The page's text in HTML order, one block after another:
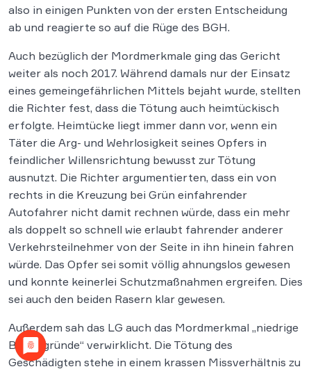
also in einigen Punkten von der ersten Entscheidung
ab und reagierte so auf die Rüge des BGH.
Auch bezüglich der Mordmerkmale ging das Gericht
weiter als noch 2017. Während damals nur der Einsatz
eines gemeingefährlichen Mittels bejaht wurde, stellten
die Richter fest, dass die Tötung auch heimtückisch
erfolgte. Heimtücke liegt immer dann vor, wenn ein
Täter die Arg- und Wehrlosigkeit seines Opfers in
feindlicher Willensrichtung bewusst zur Tötung
ausnutzt. Die Richter argumentierten, dass ein von
rechts in die Kreuzung bei Grün einfahrender
Autofahrer nicht damit rechnen würde, dass ein mehr
als doppelt so schnell wie erlaubt fahrender anderer
Verkehrsteilnehmer von der Seite in ihn hinein fahren
würde. Das Opfer sei somit völlig ahnungslos gewesen
und konnte keinerlei Schutzmaßnahmen ergreifen. Dies
sei auch den beiden Rasern klar gewesen.
Außerdem sah das LG auch das Mordmerkmal „niedrige
Beweggründe“ verwirklicht. Die Tötung des
Geschädigten stehe in einem krassen Missverhältnis zu